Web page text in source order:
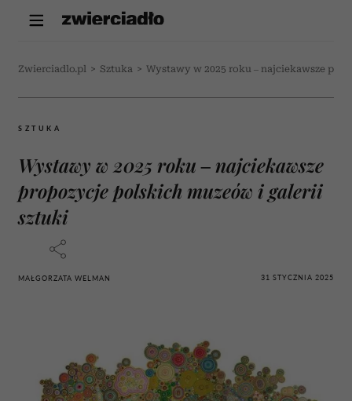
Zwierciadlo.pl > Sztuka > Wystawy w 2025 roku – najciekawsze
SZTUKA
Wystawy w 2025 roku – najciekawsze
propozycje polskich muzeów i galerii
sztuki
MAŁGORZATA WELMAN 31 STYCZNIA 2025